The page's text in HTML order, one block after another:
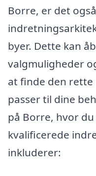
Borre, er det
byer. Dette kan
valgmuligheder
at finde den
passer til dine
på Borre, hvor
kvalificerede
inkluderer: